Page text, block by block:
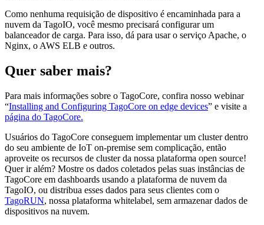
Como nenhuma requisição de dispositivo é encaminhada para a
nuvem da TagoIO, você mesmo precisará configurar um
balanceador de carga. Para isso, dá para usar o serviço Apache, o
Nginx, o AWS ELB e outros.
Quer saber mais?
Para mais informações sobre o TagoCore, confira nosso webinar
“Installing and Configuring TagoCore on edge devices” e visite a
página do TagoCore.
Usuários do TagoCore conseguem implementar um cluster dentro
do seu ambiente de IoT on-premise sem complicação, então
aproveite os recursos de cluster da nossa plataforma open source!
Quer ir além? Mostre os dados coletados pelas suas instâncias de
TagoCore em dashboards usando a plataforma de nuvem da
TagoIO, ou distribua esses dados para seus clientes com o
TagoRUN, nossa plataforma whitelabel, sem armazenar dados de
dispositivos na nuvem.